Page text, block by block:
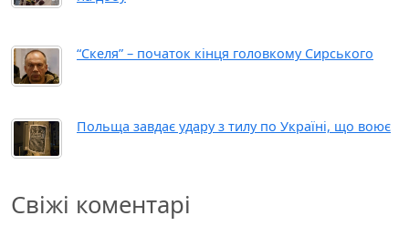
“Скеля” – початок кінця головкому Сирського
Польща завдає удару з тилу по Україні, що воює
Свіжі коментарі